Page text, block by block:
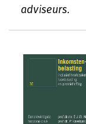
adviseurs.